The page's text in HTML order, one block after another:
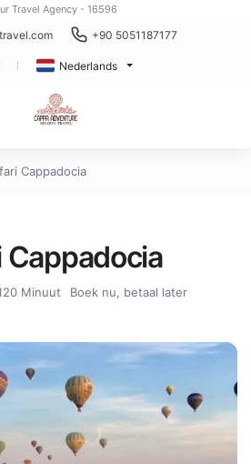
Travel Agency - 16596
+90 5051187177
Nederlands
Cappadocia
Cappadocia
Minuut
Boek nu, betaal later